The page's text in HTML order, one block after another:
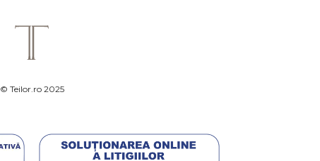
© Teilor.ro 2025